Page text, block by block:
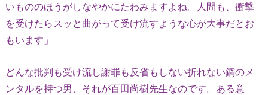
いもののほうがしなやかにたわみますよね。人間も、衝撃
を受けたらスッと曲がって受け流すような心が大事だとお
もいます」
どんな批判も受け流し謝罪も反省もしない折れない鋼のメ
ンタルを持つ男、それが百田尚樹先生なのです。ある意